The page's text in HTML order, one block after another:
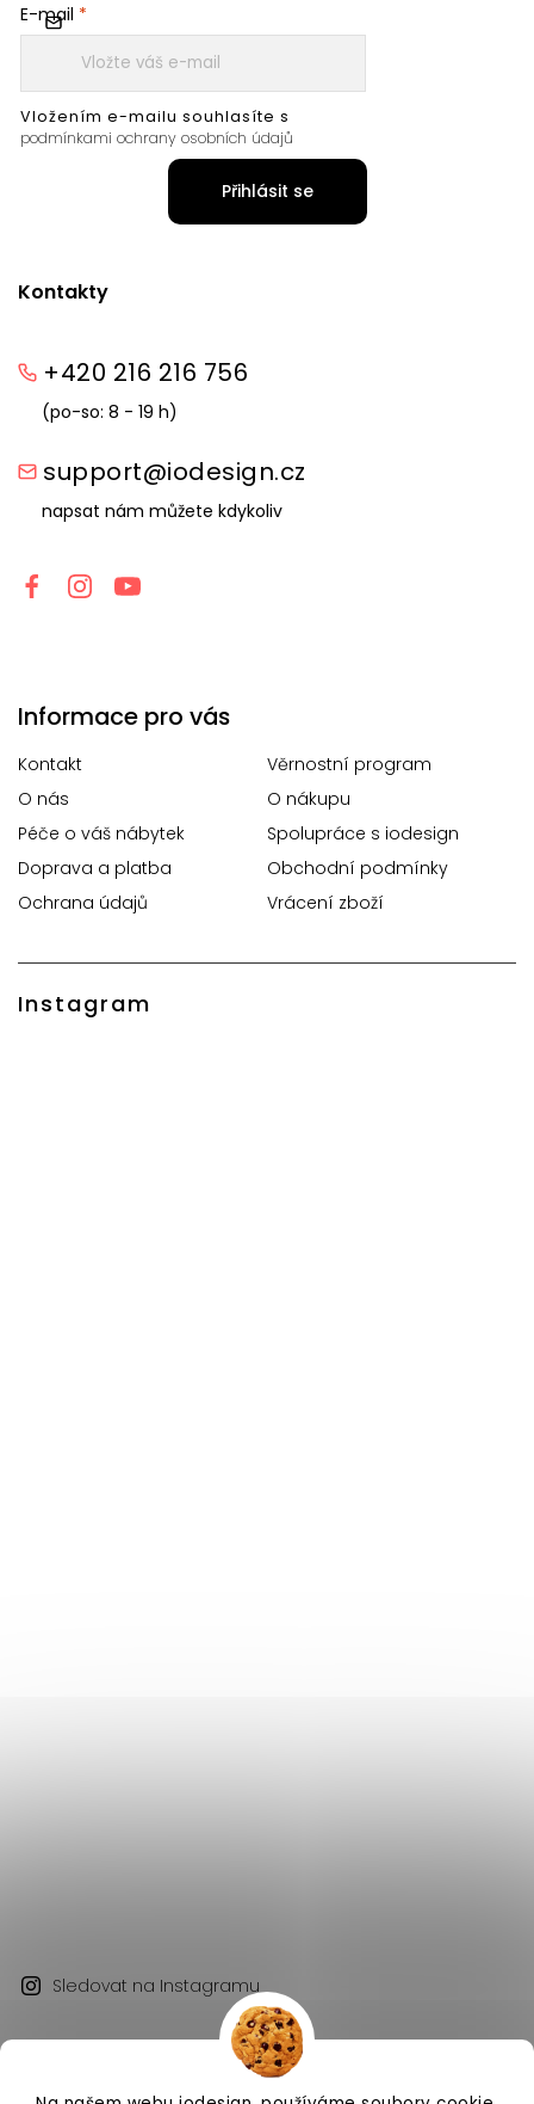
Kontakty
+420 216 216 756
(po-so: 8 - 19 h)
support@iodesign.cz
napsat nám můžete kdykoliv
Informace pro vás
Kontakt
Věrnostní program
O nás
O nákupu
Péče o váš nábytek
Spolupráce s iodesign
Doprava a platba
Obchodní podmínky
Ochrana údajů
Vrácení zboží
Instagram
Sledovat na Instagramu
E-mail
Vložením e-mailu souhlasíte s
podmínkami ochrany osobních údajů
Přihlásit se